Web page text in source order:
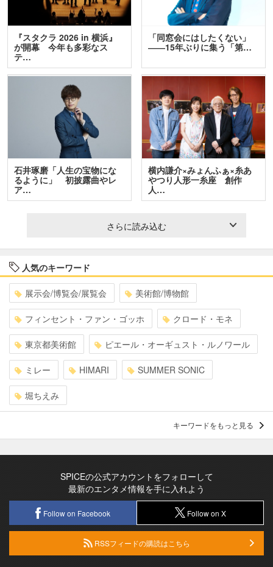
『スタクラ 2026 in 横浜』
が開幕 今年も多彩なス
テ…
「同窓会にはしたくない」
――15年ぶりに集う「第…
石井琢磨「人生の宝物にな
るように」 初披露曲やレ
ア…
横内謙介×みょんふぁ×糸あ
やつり人形一糸座 創作
人…
さらに読み込む
人気のキーワード
展示会/博覧会/展覧会 美術館/博物館
フィンセント・ファン・ゴッホ クロード・モネ
東京都美術館 ピエール・オーギュスト・ルノワール
ミレー HIMARI SUMMER SONIC
堀ちえみ
キーワードをもっと見る
SPICEの公式アカウントをフォローして
最新のエンタメ情報を手に入れよう
Follow on Facebook Follow on X
RSSフィードの購読はこちら